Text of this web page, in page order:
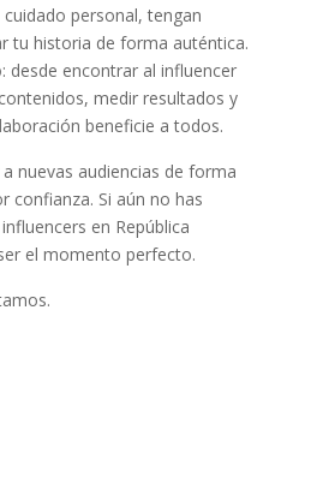
personal, tengan
tu historia de forma auténtica.
desde encontrar al influencer
medir resultados y
beneficie a todos.
nuevas audiencias de forma
confianza. Si aún no has
en República
el momento perfecto.